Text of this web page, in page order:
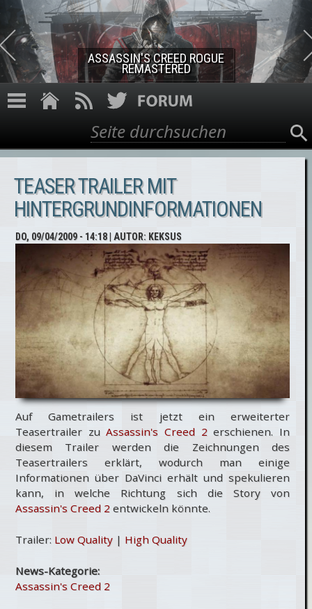
Direkt zum Inhalt
ASSASSIN'S CREED ROGUE
REMASTERED
Suchformular
Suche
TEASER TRAILER MIT
HINTERGRUNDINFORMATIONEN
DO, 09/04/2009 - 14:18| AUTOR: KEKSUS
Auf Gametrailers ist jetzt ein erweiterter
Teasertrailer zuAssassin's Creed 2erschienen. In
diesem Trailer werden die Zeichnungen des
Teasertrailers erklärt, wodurch man einige
Informationen über DaVinci erhält und spekulieren
kann, in welche Richtung sich die Story von
Assassin's Creed 2 entwickeln könnte.
Trailer: Low Quality | High Quality
News-Kategorie:
Assassin's Creed 2